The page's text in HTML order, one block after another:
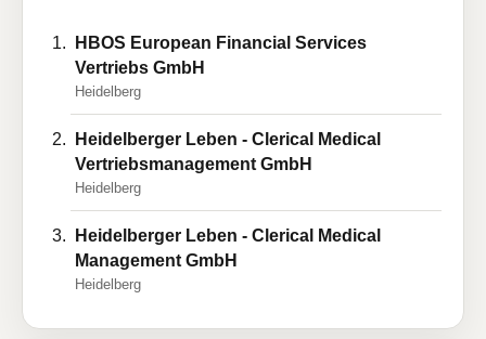
HBOS European Financial Services
Vertriebs GmbH
Heidelberg
Heidelberger Leben - Clerical Medical
Vertriebsmanagement GmbH
Heidelberg
Heidelberger Leben - Clerical Medical
Management GmbH
Heidelberg